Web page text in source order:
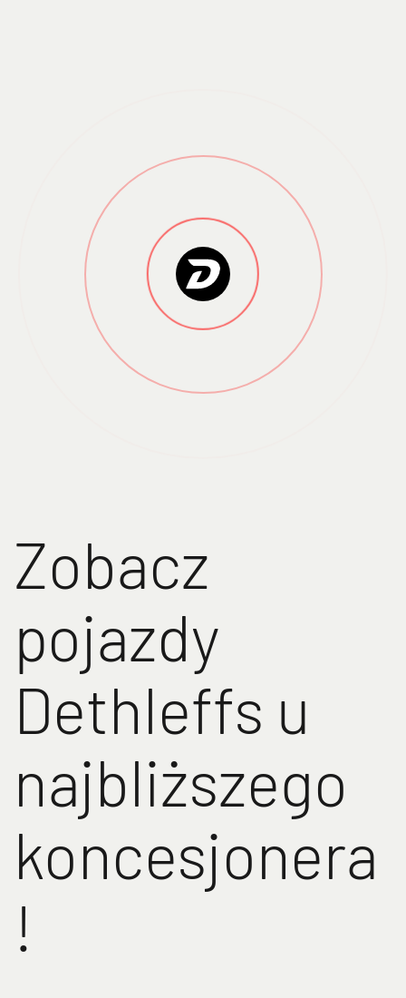
Zobacz
pojazdy
Dethleffs u
najbliższego
koncesjonera
!